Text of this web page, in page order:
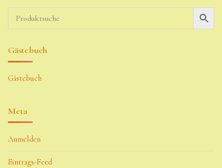
Gästebuch
Gästebuch
Meta
Anmelden
Eintrags-Feed